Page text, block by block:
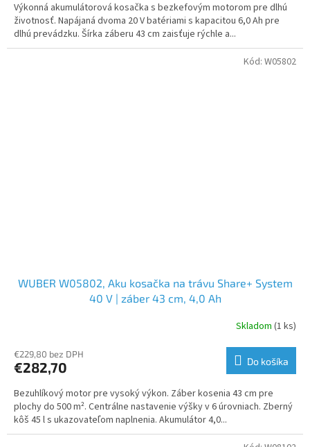
Výkonná akumulátorová kosačka s bezkefovým motorom pre dlhú
životnosť. Napájaná dvoma 20 V batériami s kapacitou 6,0 Ah pre
dlhú prevádzku. Šírka záberu 43 cm zaisťuje rýchle a...
WUBER W05802, Aku kosačka na trávu Share+ System
40 V | záber 43 cm, 4,0 Ah
Skladom (1 ks)
€229,80 bez DPH
€282,70 Do košíka
Bezuhlíkový motor pre vysoký výkon. Záber kosenia 43 cm pre
plochy do 500 m². Centrálne nastavenie výšky v 6 úrovniach. Zberný
kôš 45 l s ukazovateľom naplnenia. Akumulátor 4,0...
Kód: W05802